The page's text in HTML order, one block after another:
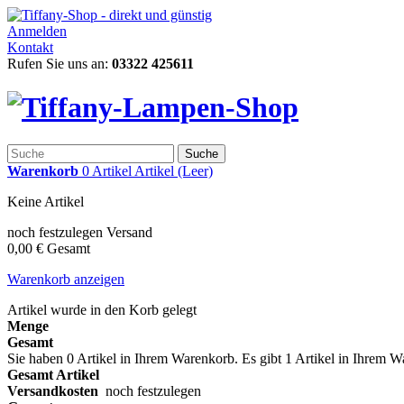
Anmelden
Kontakt
Rufen Sie uns an: 03322 425611
Suche
Warenkorb 0 Artikel Artikel (Leer)
Keine Artikel
noch festzulegen Versand
0,00 € Gesamt
Warenkorb anzeigen
Artikel wurde in den Korb gelegt
Menge
Gesamt
Sie haben 0 Artikel in Ihrem Warenkorb. Es gibt 1 Artikel in Ihrem
Gesamt Artikel
Versandkosten noch festzulegen